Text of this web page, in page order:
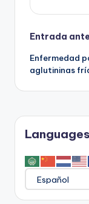
de
Entrada
Enfermedad
aglutininas
Languages